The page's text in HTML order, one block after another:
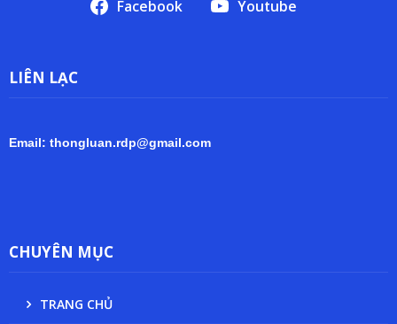
Facebook Youtube
LIÊN LẠC
Email: thongluan.rdp@gmail.com
CHUYÊN MỤC
TRANG CHỦ